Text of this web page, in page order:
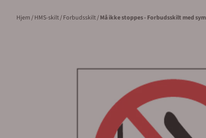
Hjem/HMS-skilt/Forbudsskilt/Må ikke stoppes - Forbudsskilt med